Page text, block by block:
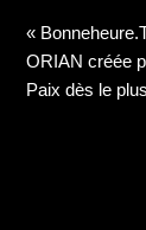
«
ORIAN créée
Paix dès le